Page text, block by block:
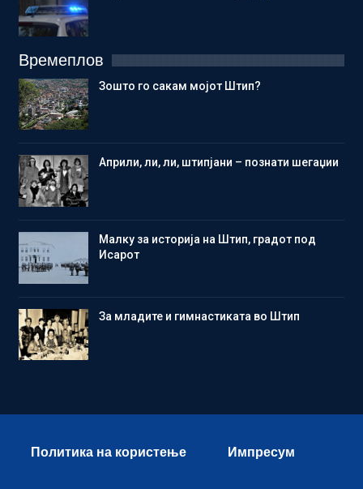
Времеплов
Зошто го сакам мојот Штип?
Aприли, ли, ли, штипјани – познати шегаџии
Малку за историја на Штип, градот под
Исарот
Зa младите и гимнастиката во Штип
Политика на користење Импресум